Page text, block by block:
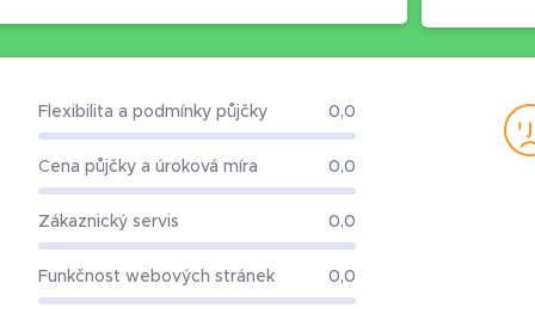
Flexibilita a podmínky půjčky 0,0
Cena půjčky a úroková míra 0,0
Zákaznický servis 0,0
Funkčnost webových stránek 0,0